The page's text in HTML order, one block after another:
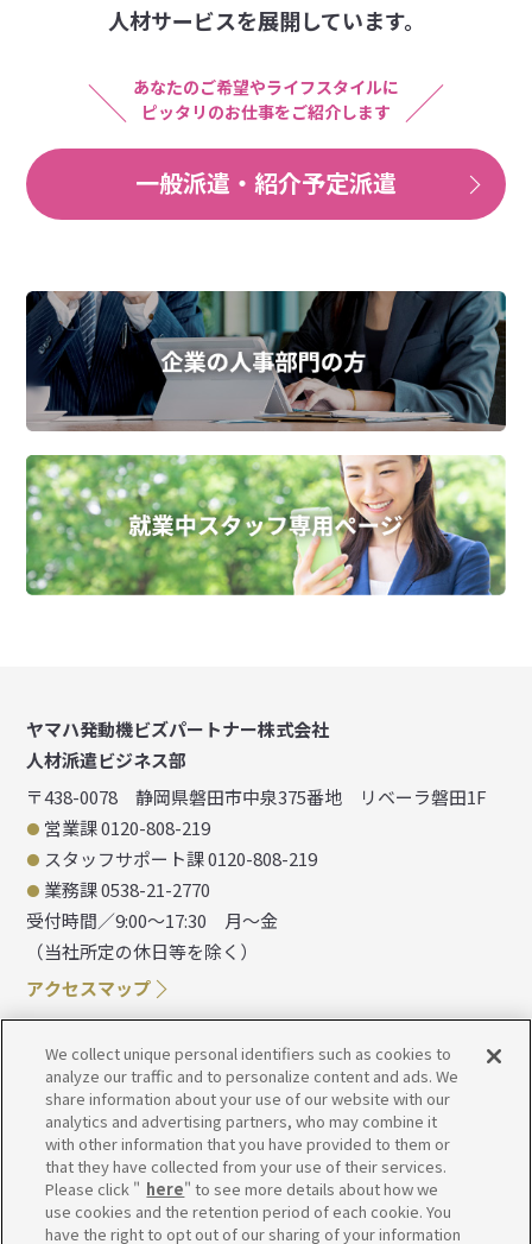
人材サービスを展開しています。
あなたのご希望やライフスタイルに
ピッタリのお仕事をご紹介します
一般派遣・紹介予定派遣
ヤマハ発動機ビズパートナー株式会社
人材派遣ビジネス部
〒438-0078静岡県磐田市中泉375番地
リベーラ磐田1F
営業課 0120-808-219
スタッフサポート課 0120-808-219
業務課 0538-21-2770
受付時間／9:00～17:30 月～金
（当社所定の休日等を除く）
アクセスマップ
We collect unique personal identifiers such as cookies to
analyze our traffic and to personalize content and ads. We
share information about your use of our website with our
analytics and advertising partners, who may combine it
with other information that you have provided to them or
that they have collected from your use of their services.
Please click " here" to see more details about how we
use cookies and the retention period of each cookie. You
have the right to opt out of our sharing of your information